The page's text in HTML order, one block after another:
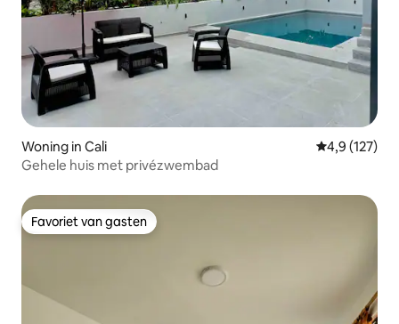
Woning in Cali Gemiddelde
4,9 (127)
Gehele huis met privézwembad
Favoriet van gasten
Favoriet van gasten